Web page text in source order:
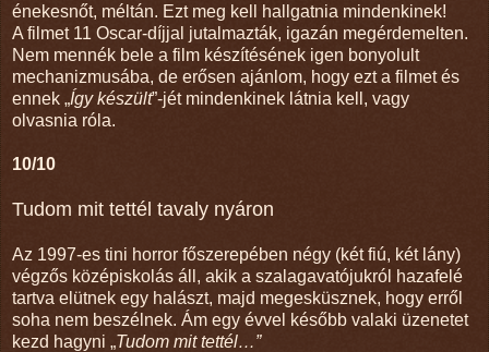
énekesnőt, méltán. Ezt meg kell hallgatnia mindenkinek!
A filmet 11 Oscar-díjjal jutalmazták, igazán megérdemelten.
Nem mennék bele a film készítésének igen bonyolult
mechanizmusába, de erősen ajánlom, hogy ezt a filmet és
ennek „Így készült”-jét mindenkinek látnia kell, vagy
olvasnia róla.
10/10
Tudom mit tettél tavaly nyáron
Az 1997-es tini horror főszerepében négy (két fiú, két lány)
végzős középiskolás áll, akik a szalagavatójukról hazafelé
tartva elütnek egy halászt, majd megesküsznek, hogy erről
soha nem beszélnek. Ám egy évvel később valaki üzenetet
kezd hagyni „Tudom mit tettél…”